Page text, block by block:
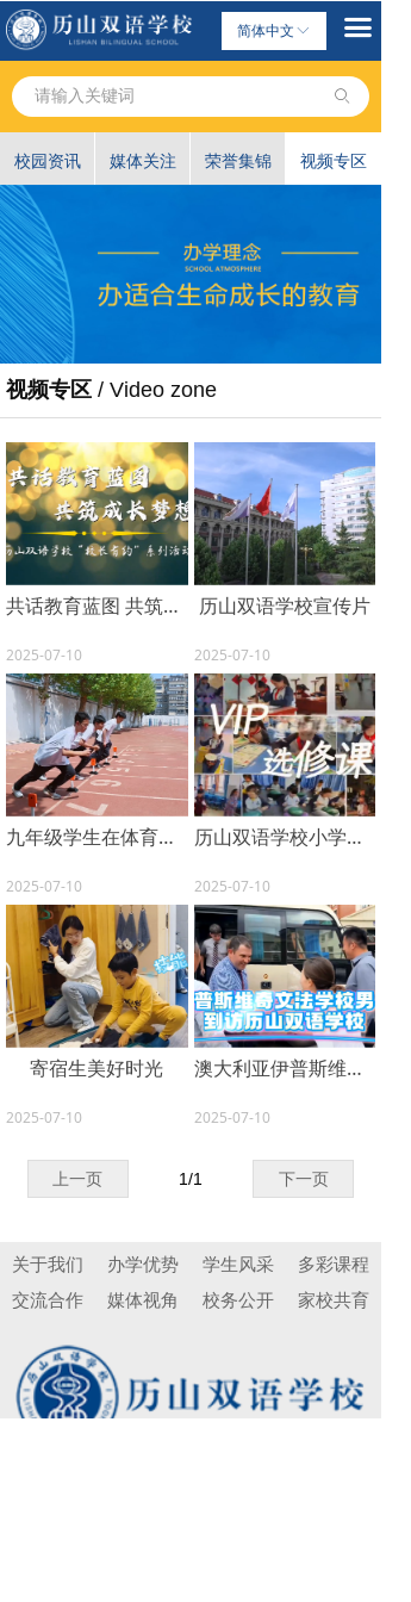
끀
ꀅ
简体中文
ꄙ
校园资讯 媒体关注 荣誉集锦 视频专区
视频专区 / Video zone
共话教育蓝图 共筑成长梦想——历山双语学校“校长有约”系列活动
2025-07-10
历山双语学校宣传片
2025-07-10
九年级学生在体育中考中收获硕果
2025-07-10
历山双语学校小学部VIP选修课
2025-07-10
寄宿生美好时光
2025-07-10
澳大利亚伊普斯维奇文法学校男校到访历山双语学校
2025-07-10
上一页 下一页
1/1
交流合作 媒体视角 校务公开 家校共育
关于我们 办学优势 学生风采 多彩课程